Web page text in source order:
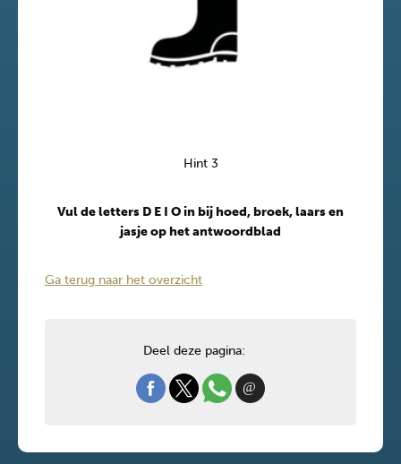
Hint 3
Vul de letters D E I O in bij hoed, broek, laars en
jasje op het antwoordblad
Ga terug naar het overzicht
Deel deze pagina: